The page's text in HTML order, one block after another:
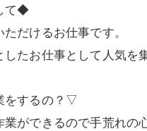
て◆
だけるお仕事です。
たお仕事として人気を
をするの？▽
ができるので手荒れの